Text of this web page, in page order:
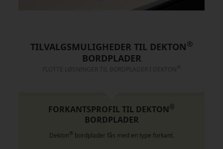
TILVALGSMULIGHEDER TIL DEKTON®
BORDPLADER
FORKANTSPROFIL TIL DEKTON®
BORDPLADER
Dekton ®bordplader fås med en type forkant.